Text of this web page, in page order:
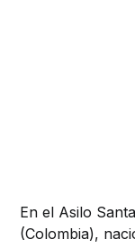
En el Asilo
(Colombia),